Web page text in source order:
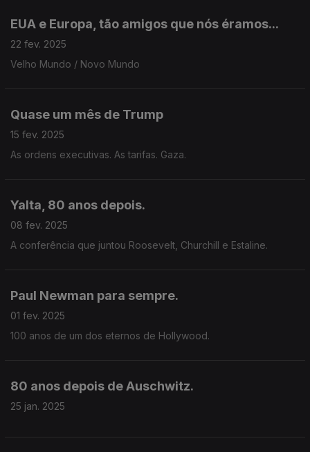
EUA e Europa, tão amigos que nós éramos...
22 fev. 2025
Velho Mundo / Novo Mundo
Quase um mês de Trump
15 fev. 2025
As ordens executivas. As tarifas. Gaza.
Yalta, 80 anos depois.
08 fev. 2025
A conferência que juntou Roosevelt, Churchill e Estaline.
Paul Newman para sempre.
01 fev. 2025
100 anos de um dos eternos de Hollywood.
80 anos depois de Auschwitz.
25 jan. 2025